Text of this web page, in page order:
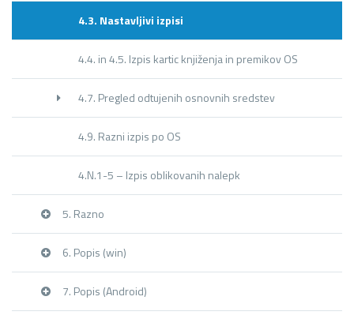
4.3. Nastavljivi izpisi
4.4. in 4.5. Izpis kartic knjiženja in premikov OS
4.7. Pregled odtujenih osnovnih sredstev
4.9. Razni izpis po OS
4.N.1-5 – Izpis oblikovanih nalepk
5. Razno
6. Popis (win)
7. Popis (Android)